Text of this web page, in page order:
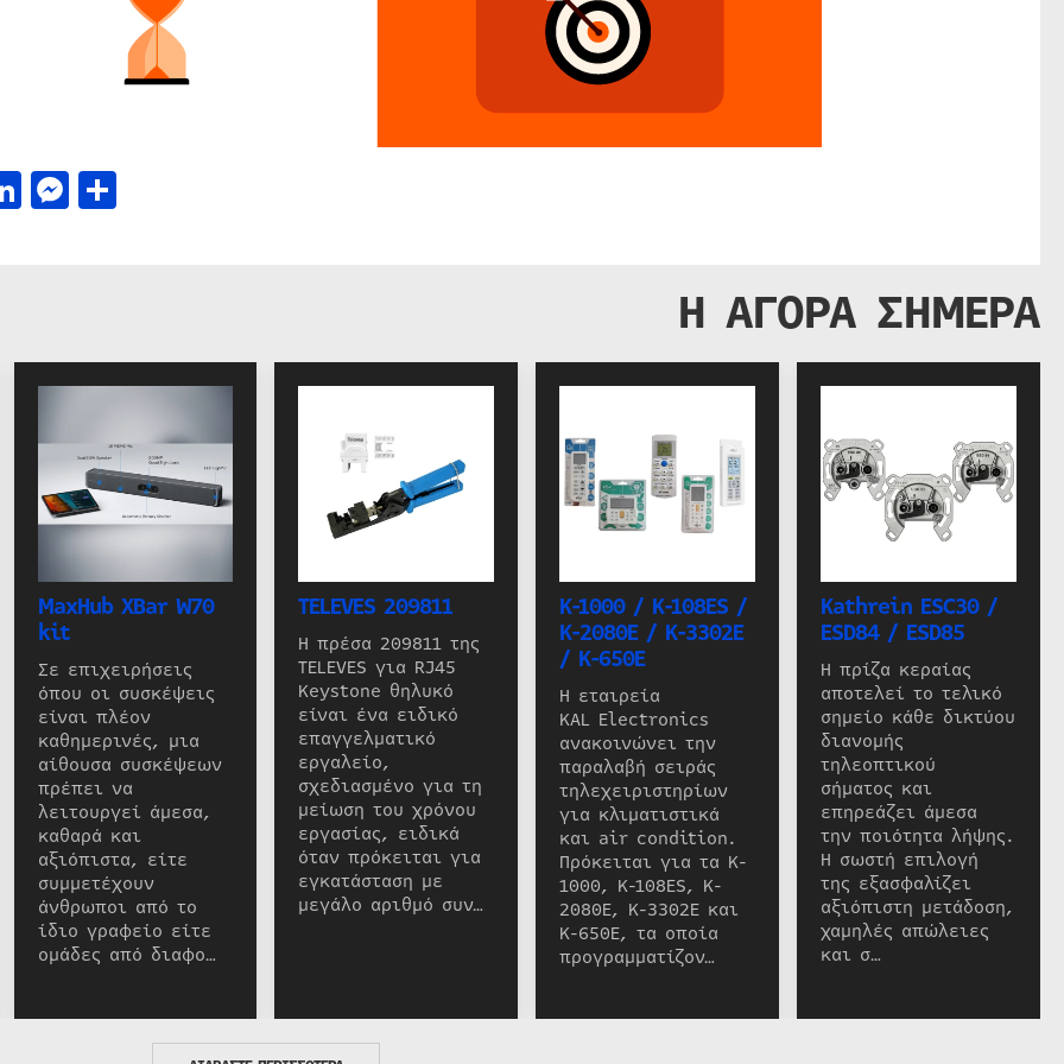
LinkedIn
Messenger
Μοιραστείτε
Η ΑΓΟΡΑ ΣΗΜΕΡΑ
MaxHub XBar W70
kit
Σε επιχειρήσεις
όπου οι συσκέψεις
είναι πλέον
καθημερινές, μια
αίθουσα συσκέψεων
πρέπει να
λειτουργεί άμεσα,
καθαρά και
αξιόπιστα, είτε
συμμετέχουν
άνθρωποι από το
ίδιο γραφείο είτε
ομάδες από διαφο…
TELEVES 209811
Η πρέσα 209811 της
TELEVES για RJ45
Keystone θηλυκό
είναι ένα ειδικό
επαγγελματικό
εργαλείο,
σχεδιασμένο για τη
μείωση του χρόνου
εργασίας, ειδικά
όταν πρόκειται για
εγκατάσταση με
μεγάλο αριθμό συν…
K-1000 / K-108ES /
K-2080E / K-3302E
/ K-650E
Η εταιρεία
KAL Electronics
ανακοινώνει την
παραλαβή σειράς
τηλεχειριστηρίων
για κλιματιστικά
και air condition.
Πρόκειται για τα K-
1000, K-108ES, K-
2080E, K-3302E και
K-650E, τα οποία
προγραμματίζον…
Kathrein ESC30 /
ESD84 / ESD85
Η πρίζα κεραίας
αποτελεί το τελικό
σημείο κάθε δικτύου
διανομής
τηλεοπτικού
σήματος και
επηρεάζει άμεσα
την ποιότητα λήψης.
Η σωστή επιλογή
της εξασφαλίζει
αξιόπιστη μετάδοση,
χαμηλές απώλειες
και σ…